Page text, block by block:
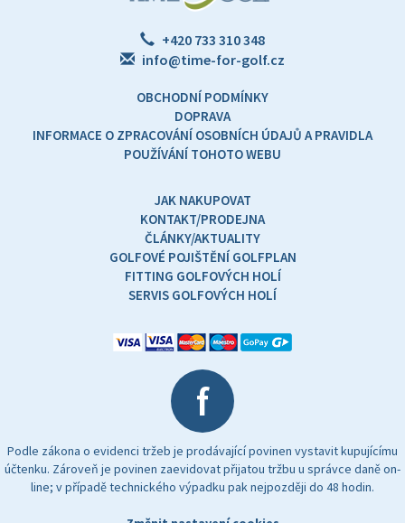
+420 733 310 348
info@time-for-golf.cz
OBCHODNÍ PODMÍNKY
DOPRAVA
INFORMACE O ZPRACOVÁNÍ OSOBNÍCH ÚDAJŮ A PRAVIDLA
POUŽÍVÁNÍ TOHOTO WEBU
JAK NAKUPOVAT
KONTAKT/PRODEJNA
ČLÁNKY/AKTUALITY
GOLFOVÉ POJIŠTĚNÍ GOLFPLAN
FITTING GOLFOVÝCH HOLÍ
SERVIS GOLFOVÝCH HOLÍ
f
Podle zákona o evidenci tržeb je prodávající povinen vystavit kupujícímu
účtenku. Zároveň je povinen zaevidovat přijatou tržbu u správce daně on-
line; v případě technického výpadku pak nejpozději do 48 hodin.